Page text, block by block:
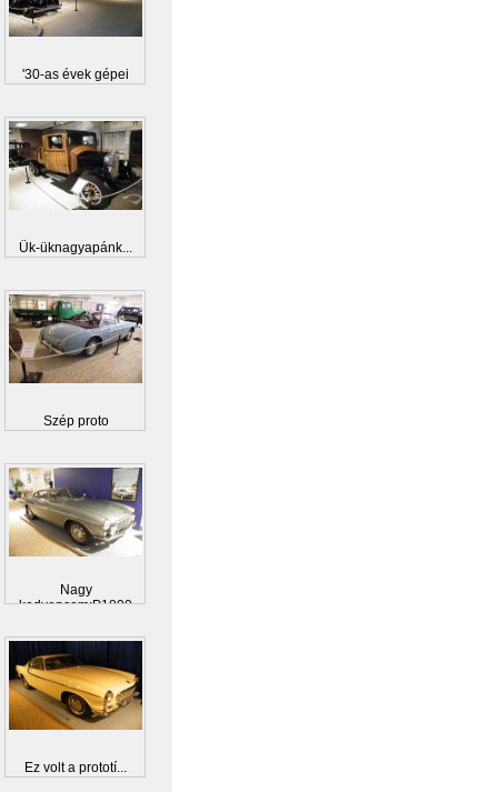
'30-as évek gépei
Ük-üknagyapánk...
Szép proto
Nagy
kedvencem:P1800
Ez volt a prototí...